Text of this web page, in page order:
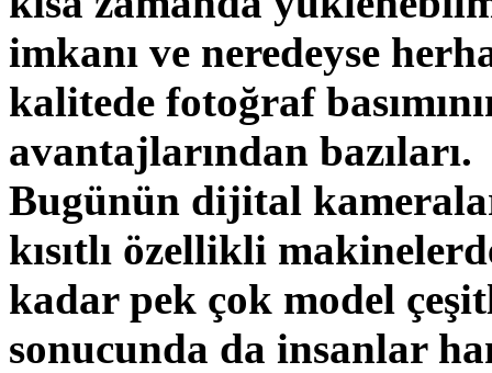
imkanı ve neredeyse
kalitede fotoğraf
avantajlarından bazıları.
Bugünün dijital
kısıtlı özellikli
kadar pek çok model
sonucunda da insanlar